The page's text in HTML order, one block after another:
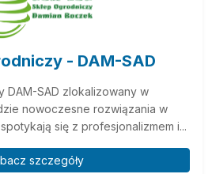
- DAM-SAD
SAD zlokalizowany w
nowoczesne rozwiązania w
się z profesjonalizmem i...
szczegóły